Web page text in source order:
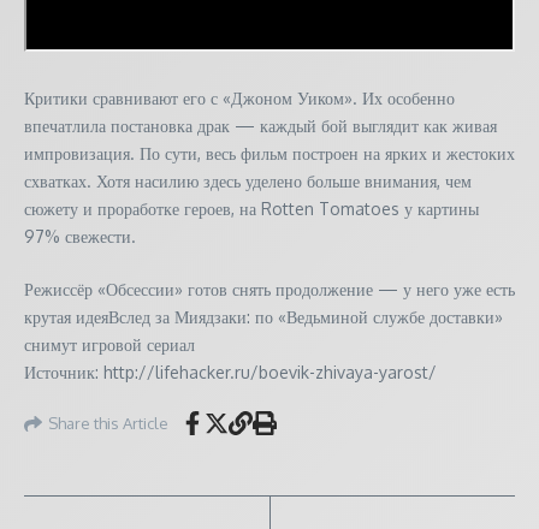
Критики сравнивают его с «Джоном Уиком». Их особенно
впечатлила постановка драк — каждый бой выглядит как живая
импровизация. По сути, весь фильм построен на ярких и жестоких
схватках. Хотя насилию здесь уделено больше внимания, чем
сюжету и проработке героев, на Rotten Tomatoes у картины
97% свежести.
Режиссёр «Обсессии» готов снять продолжение — у него уже есть
крутая идеяВслед за Миядзаки: по «Ведьминой службе доставки»
снимут игровой сериал
Источник: http://lifehacker.ru/boevik-zhivaya-yarost/
Share this Article